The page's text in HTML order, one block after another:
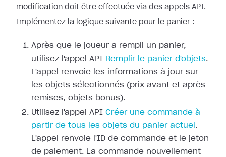
modification doit être effectuée via des appels API.
Implémentez la logique suivante pour le panier :
Après que le joueur a rempli un panier,
utilisez l'appel API Remplir le panier d'objets.
L'appel renvoie les informations à jour sur
les objets sélectionnés (prix avant et après
remises, objets bonus).
Utilisez l'appel API Créer une commande à
partir de tous les objets du panier actuel .
L'appel renvoie l'ID de commande et le jeton
de paiement. La commande nouvellement